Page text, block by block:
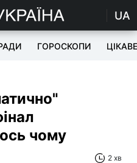
UA
ГОРОСКОПИ ЦІКАВЕ
чому
2 хв